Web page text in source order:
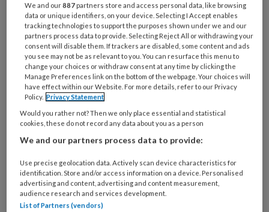
Energietransitie Gun elke buurt
een opbouwwerker
Voor een sociaal rechtvaardige benadering van de
klimaatopgave is de structurele inzet van
verbeteren en energiezuinig maken van
woningen met het vergroenen en kindvriendelijk
maken van buurten, zeggen Paul Vlaar en Sylvia de
We and our887 partners store and access personal data, like browsing
data or unique identifiers, on your device. Selecting I Accept enables
tracking technologies to support the purposes shown under we and our
partners process data to provide. Selecting Reject All or withdrawing your
consent will disable them. If trackers are disabled, some content and ads
you see may not be as relevant to you. You can resurface this menu to
change your choices or withdraw consent at any time by clicking the
Manage Preferences link on the bottom of the webpage. Your choices will
have effect within our Website. For more details, refer to our Privacy
Policy. Privacy Statement
Would you rather not? Then we only place essential and statistical
cookies, these do not record any data about you as a person
We and our partners process data to provide:
Use precise geolocation data. Actively scan device characteristics for
identification. Store and/or access information on a device. Personalised
advertising and content, advertising and content measurement,
audience research and services development.
List of Partners (vendors)